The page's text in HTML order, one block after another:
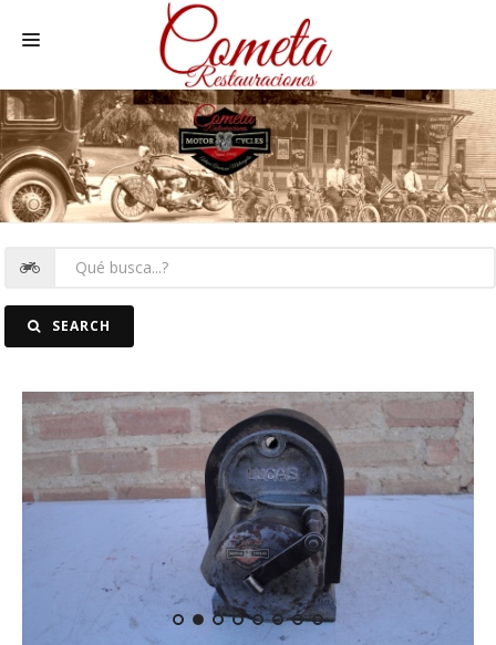
HOME
MOTOS NACIONALES Y OTRAS
REC. MOTOS
FOTOSSEARCH